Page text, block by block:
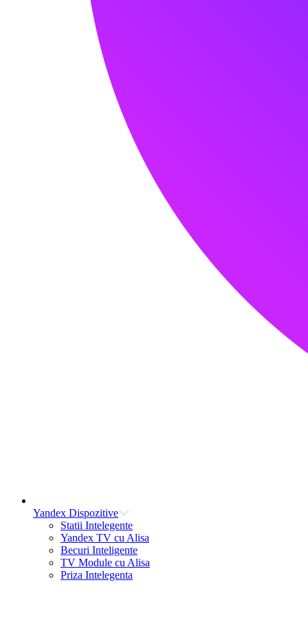
Yandex Dispozitive
Statii Intelegente
Yandex TV cu Alisa
Becuri Inteligente
TV Module cu Alisa
Priza Intelegenta